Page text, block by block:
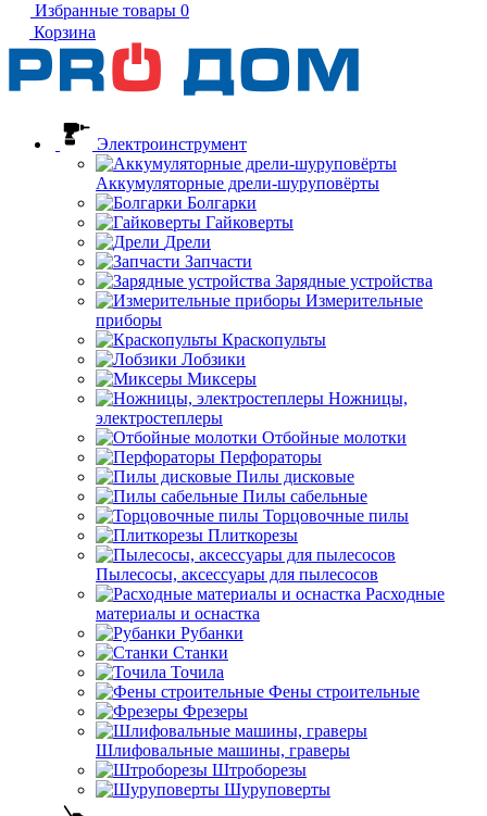
Избранные товары 0
Корзина
Электроинструмент
Аккумуляторные дрели-шуруповёрты
Болгарки
Гайковерты
Дрели
Запчасти
Зарядные устройства
Измерительные
приборы
Краскопульты
Лобзики
Миксеры
Ножницы,
электростеплеры
Отбойные молотки
Перфораторы
Пилы дисковые
Пилы сабельные
Торцовочные пилы
Плиткорезы
Пылесосы, аксессуары для пылесосов
Расходные
материалы и оснастка
Рубанки
Станки
Точила
Фены строительные
Фрезеры
Шлифовальные машины, граверы
Штроборезы
Шуруповерты